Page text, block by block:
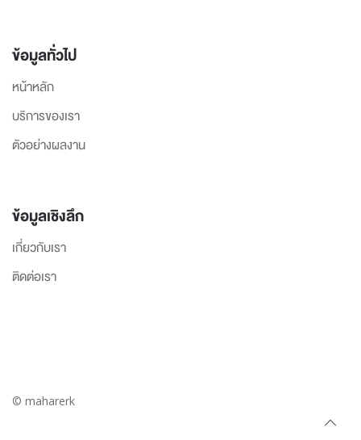
ข้อมูลทั่วไป
หน้าหลัก
บริการของเรา
ตัวอย่างผลงาน
ข้อมูลเชิงลึก
เกี่ยวกับเรา
ติดต่อเรา
© maharerk